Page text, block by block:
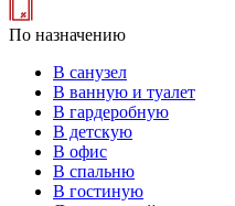
По назначению
В санузел
В ванную и туалет
В гардеробную
В детскую
В офис
В спальню
В гостиную